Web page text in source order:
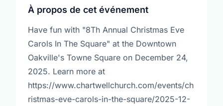
À propos de cet événement
Have fun with "8Th Annual Christmas Eve
Carols In The Square" at the Downtown
Oakville's Towne Square on December 24,
2025. Learn more at
https://www.chartwellchurch.com/events/ch
ristmas-eve-carols-in-the-square/2025-12-